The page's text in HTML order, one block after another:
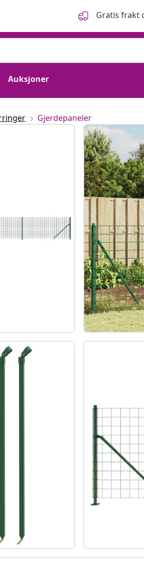
Gratis frakt
Auksjoner
Gjerdepaneler